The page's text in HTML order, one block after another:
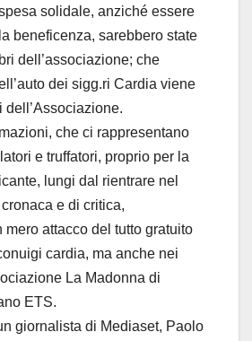
solidale, anziché essere
beneficenza, sarebbero state
dell’associazione; che
dei sigg.ri Cardia viene
dell’Associazione.
che ci rappresentano
e truffatori, proprio per la
lungi dal rientrare nel
e di critica,
mero attacco del tutto gratuito
cardia, ma anche nei
La Madonna di
ETS.
giornalista di Mediaset, Paolo